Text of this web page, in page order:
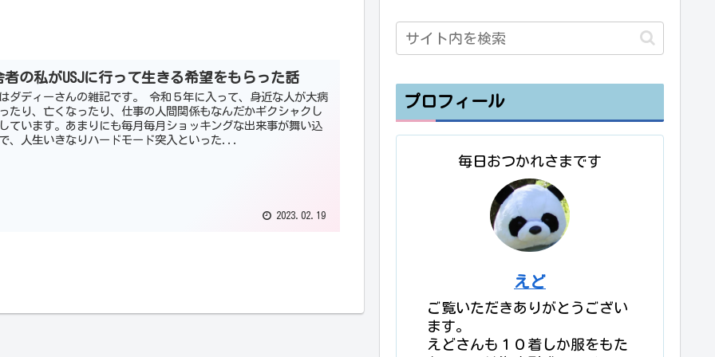
者の私がUSJに行って生きる希望をもらった話
ダディーさんの雑記です。 令和５年に入って、身近な人が大病
たり、亡くなったり、仕事の人間関係もなんだかギクシャクし
ています。あまりにも毎月毎月ショッキングな出来事が舞い込
、人生いきなりハードモード突入といった...
2023.02.19
プロフィール
毎日おつかれさまです
えど
ご覧いただきありがとうござい
ます。
えどさんも１０着しか服をもた